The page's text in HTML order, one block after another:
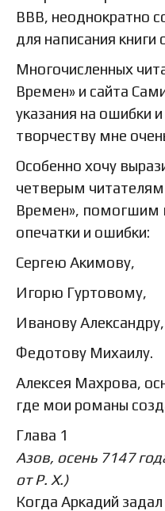
ВВВ, неоднократно
для написания книги
Многочисленных
Времен» и сайта
указания на ошибки
творчеству мне
Особенно хочу
четверым
Времен», помогшим
опечатки и ошибки:
Сергею Акимову,
Игорю Гуртовому,
Иванову Александру,
Федотову Михаилу.
Алексея Махрова,
где мои романы
Глава 1
Азов, осень 7147
от Р. Х.)
Когда Аркадий